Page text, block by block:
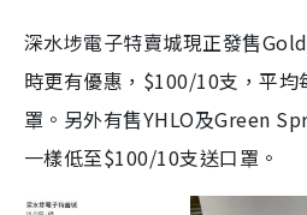
深水埗電子特賣城現正發售
時更有優惠，$100/10支，平均
罩。另外有售YHLO及Green
一樣低至$100/10支送口罩。